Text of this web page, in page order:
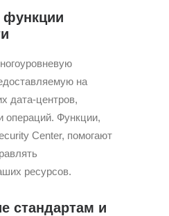
функции
на
дата-центров,
операций. Функции,
Center, помогают
ресурсов.
стандартам и